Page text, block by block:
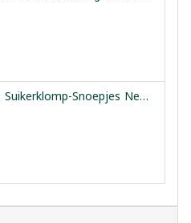
Syrische Suikerklomp-Snoepjes Nedjma Vet 250 g